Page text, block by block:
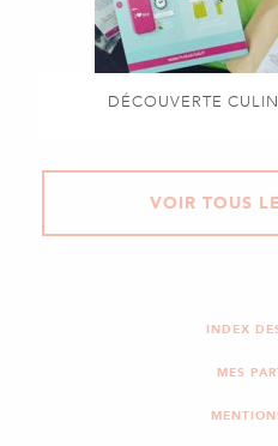
DÉCOUVERTE
VOIR TOUS
INDEX
MES